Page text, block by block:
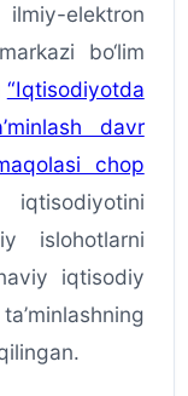
elektron
bo‘lim
“Iqtisodiyotda
davr
chop
islohotlarni
iqtisodiy